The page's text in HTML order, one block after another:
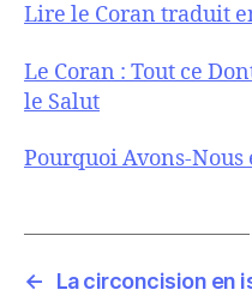
Lire le Coran traduit
Le Coran : Tout ce
le Salut
Pourquoi Avons-Nous
←
La circoncision en